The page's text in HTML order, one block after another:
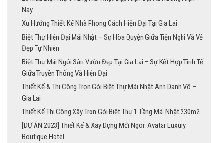
Nay
Xu Hướng Thiết Kế Nhà Phong Cách Hiện Đại Tại Gia Lai
Biệt Thự Hiện Đại Mái Nhật – Sự Hòa Quyện Giữa Tiện Nghi Và Vẻ
Đẹp Tự Nhiên
Biệt Thự Mái Ngói Sân Vườn Đẹp Tại Gia Lai – Sự Kết Hợp Tinh Tế
Giữa Truyền Thống Và Hiện Đại
Thiết Kế & Thi Công Trọn Gói Biệt Thự Mái Nhật Anh Danh Võ –
Gia Lai
Thiết Kế Thi Công Xây Trọn Gói Biệt Thự 1 Tầng Mái Nhật 230m2
[DỰ ÁN 2023] Thiết Kế & Xây Dựng Mới Ngon Avatar Luxury
Boutique Hotel